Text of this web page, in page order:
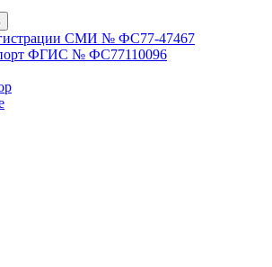
СМИ № ФС77-47467
ФГИС № ФС77110096